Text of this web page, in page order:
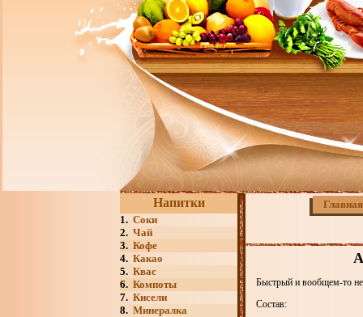
Напитки
1. Соки
2. Чай
3. Кофе
4. Какао
5. Квас
6. Компоты
7. Кисели
8. Минералка
Главная
Быстрый и вообщем-то
Состав: